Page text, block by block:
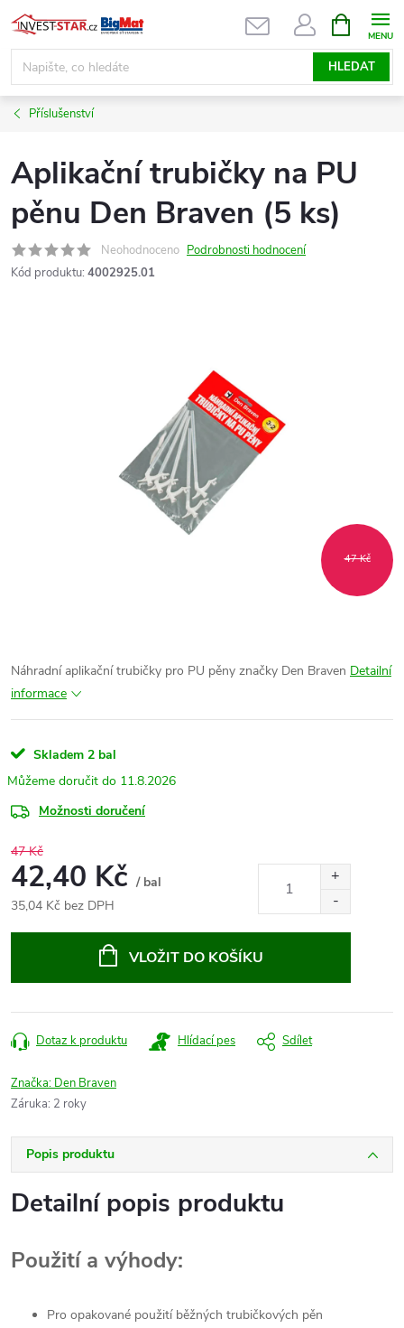
Přejít
na
obsah
HLEDAT
NÁKUPNÍ
KOŠÍK
Příslušenství
Aplikační trubičky na PU
pěnu Den Braven (5 ks)
Neohodnoceno Podrobnosti hodnocení
Kód produktu: 4002925.01
47 Kč
Náhradní aplikační trubičky pro PU pěny značky Den Braven Detailní
informace
Skladem 2 bal
11.8.2026
Možnosti doručení
47 Kč
42,40 Kč / bal
35,04 Kč bez DPH
VLOŽIT DO KOŠÍKU
Dotaz k produktu Hlídací pes Sdílet
Značka: Den Braven
Záruka: 2 roky
Popis produktu
Detailní popis produktu
Použití a výhody:
Pro opakované použití běžných trubičkových pěn